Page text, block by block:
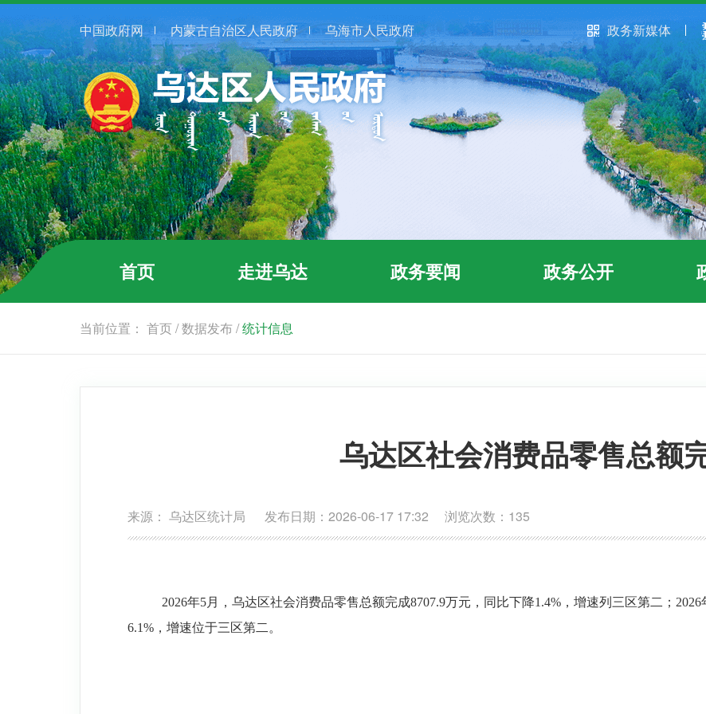
中国政府网 内蒙古自治区人民政府 乌海市人民政府 政务新媒体
首页 走进乌达 政务要闻 政务公开
当前位置： 首页/数据发布 /统计信息
乌达区社会消费品零售总额
来源： 乌达区统计局 发布日期：2026-06-17 17:32 浏览次数： 135
2026年5月，乌达区社会消费品零售总额完成8707.9万元，同比下降1 .4% ，增速列三区第二； 2026
6.1% ， 增速位于三区第二。